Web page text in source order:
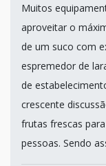
Muitos
aproveitar o
de um suco com
espremedor de
de
crescente
frutas frescas
pessoas. Sendo